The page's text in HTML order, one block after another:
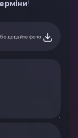
!
додайте фото